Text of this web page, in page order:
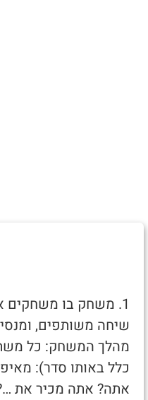
1. משחק בו משחקים
שיחה משותפים,
מהלך המשחק: כל
כלל באותו סדר):
אתה? אתה מכיר את